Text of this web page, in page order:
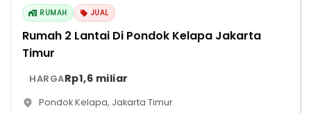
RUMAH JUAL
Rumah 2 Lantai Di Pondok Kelapa Jakarta
Timur
HARGARp1,6 miliar
Pondok Kelapa, Jakarta Timur